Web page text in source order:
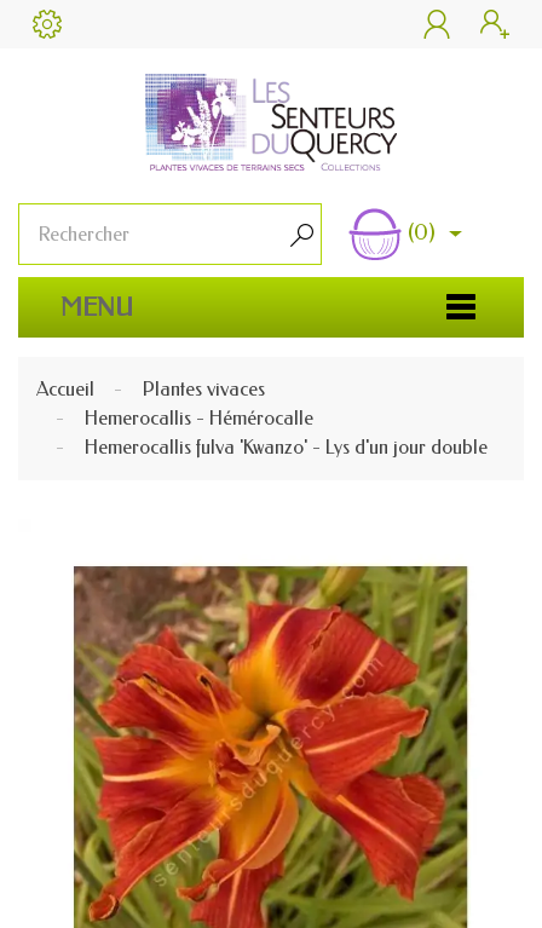
 
 (0)
MENU
Accueil
Plantes vivaces
Hemerocallis - Hémérocalle
Hemerocallis fulva 'Kwanzo' - Lys d'un jour double